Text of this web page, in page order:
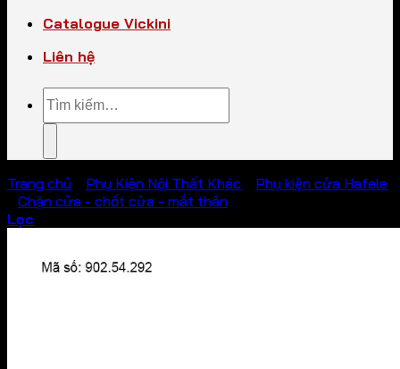
Catalogue Vickini
Liên hệ
Tìm
kiếm:
Trang chủ Phụ Kiện Nội Thất Khác
Phụ kiện cửa Hafele
Chặn cửa - chốt cửa - mắt thần
Lọc